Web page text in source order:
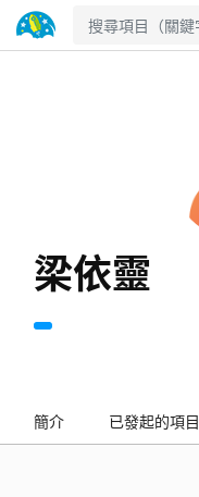
梁依靈
簡介 已發起的項目